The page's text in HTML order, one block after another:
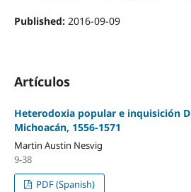
Published: 2016-09-09
Artículos
Heterodoxia popular e inquisición
Michoacán, 1556-1571
Martin Austin Nesvig
9-38
PDF (Spanish)